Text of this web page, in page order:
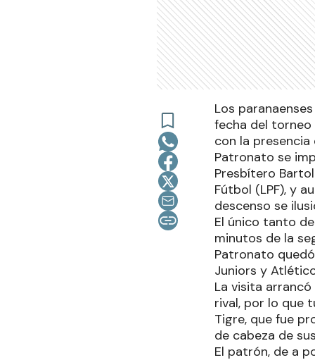
Los
fecha del torneo
con la presencia
Patronato se
Presbítero
Fútbol (LPF), y
descenso se
El único tanto
minutos de la
Patronato
Juniors y
La visita
rival, por lo que
Tigre, que fue
de cabeza de
El patrón, de a